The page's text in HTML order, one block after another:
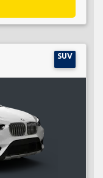
SUV